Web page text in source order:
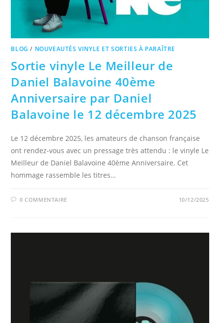
BLOG / NOUVEAUTÉS VINYLE ET SORTIES À PARAÎTRE
Sortie vinyle Le Meilleur de
Daniel Balavoine 40ème
Anniversaire par Daniel
Balavoine le 12 décembre 2025
Le 12 décembre 2025, les amateurs de chanson française
ont rendez-vous avec un pressage très attendu : le vinyle Le
Meilleur de Daniel Balavoine 40ème Anniversaire. Cet
hommage rassemble les titres…
0 COMMENTAIRE 10/12/2025